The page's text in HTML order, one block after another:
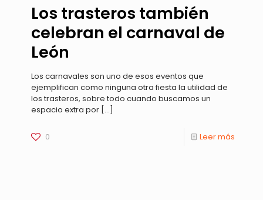
Los trasteros también
celebran el carnaval de
León
Los carnavales son uno de esos eventos que
ejemplifican como ninguna otra fiesta la utilidad de
los trasteros, sobre todo cuando buscamos un
espacio extra por […]
0 Leer más